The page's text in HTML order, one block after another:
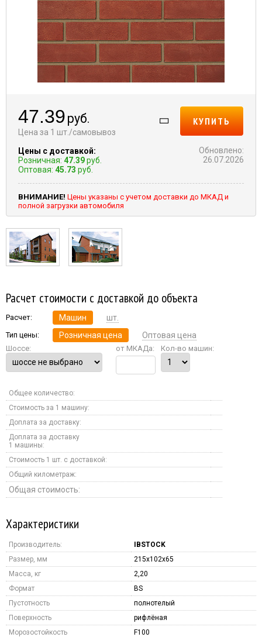
47.39 руб.
Цена за 1 шт./самовывоз
Цены с доставкой:
Розничная: 47.39руб.
Оптовая: 45.73 руб.
КУПИТЬ
Обновлено:
26.07.2026
ВНИМАНИЕ! Цены указаны с учетом доставки до МКАД и
полной загрузки автомобиля
Расчет стоимости с доставкой до объекта
Расчет: Машин шт.
Тип цены: Розничная цена Оптовая цена
Шоссе: от МКАДа: Кол-во машин:
Общее количество:
Стоимость за 1 машину:
Доплата за доставку:
Доплата за доставку
1 машины:
Стоимость 1 шт. с доставкой:
Общий километраж:
Общая стоимость:
Характеристики
Производитель:
IBSTOCK
Размер, мм
215x102x65
Масса, кг
2,20
Формат
BS
Пустотность
полнотелый
Поверхность
рифлёная
Морозостойкость
F100